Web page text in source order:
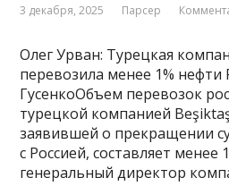
3 декабря, 2025 Парсер
Олег Урван: Турецкая
перевозила менее 1%
ГусенкоОбъем перевозок
турецкой компанией
заявившей о прекращении
с Россией, составляет менее
генеральный директор